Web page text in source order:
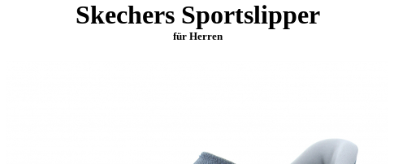
Skechers Sportslipper
für Herren